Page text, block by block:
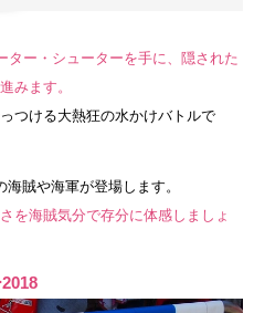
ター・シューターを手に、隠された
みます。
つける大熱狂の水かけバトルで
賊や海軍が登場します。
を海賊気分で存分に体感しましょ